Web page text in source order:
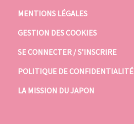
MENTIONS LÉGALES
GESTION DES COOKIES
SE CONNECTER / S’INSCRIRE
POLITIQUE DE CONFIDENTIALITÉ
LA MISSION DU JAPON